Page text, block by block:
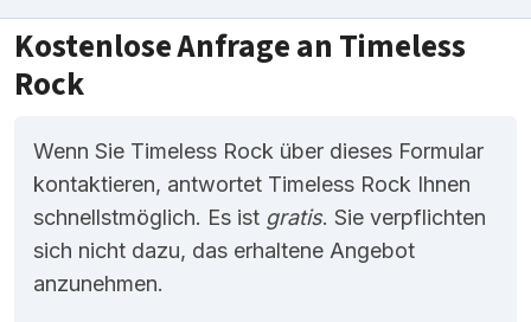
Kostenlose Anfrage an Timeless
Rock
Wenn Sie Timeless Rock über dieses Formular
kontaktieren, antwortet Timeless Rock Ihnen
schnellstmöglich. Es ist gratis. Sie verpflichten
sich nicht dazu, das erhaltene Angebot
anzunehmen.